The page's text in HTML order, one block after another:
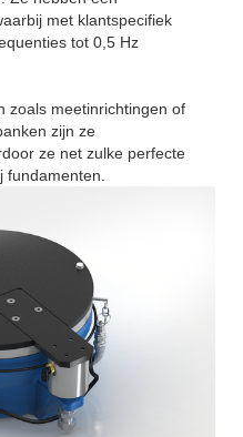
met klantspecifiek
tot 0,5 Hz
zoals meetinrichtingen of
zijn ze
ze net zulke perfecte
fundamenten.